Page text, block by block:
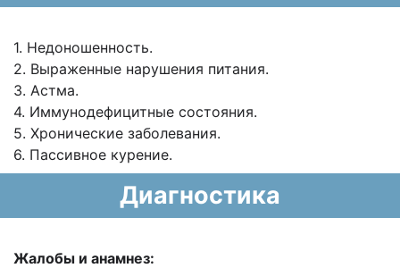
1. Недоношенность.
2. Выраженные нарушения питания.
3. Астма.
4. Иммунодефицитные состояния.
5. Хронические заболевания.
6. Пассивное курение.
Диагностика
Жалобы и анамнез: